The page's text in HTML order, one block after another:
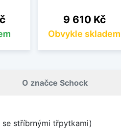
Cena
9 610 Kč
Obvykle skladem
O značce Schock
se stříbrnými třpytkami)